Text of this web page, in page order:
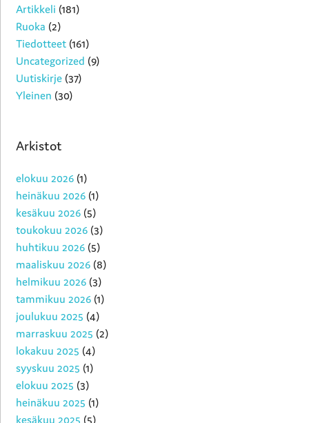
Artikkeli (181)
Ruoka (2)
Tiedotteet (161)
Uncategorized (9)
Uutiskirje (37)
Yleinen (30)
Arkistot
elokuu 2026 (1)
heinäkuu 2026 (1)
kesäkuu 2026 (5)
toukokuu 2026 (3)
huhtikuu 2026 (5)
maaliskuu 2026 (8)
helmikuu 2026 (3)
tammikuu 2026 (1)
joulukuu 2025 (4)
marraskuu 2025 (2)
lokakuu 2025 (4)
syyskuu 2025 (1)
elokuu 2025 (3)
heinäkuu 2025 (1)
kesäkuu 2025 (5)